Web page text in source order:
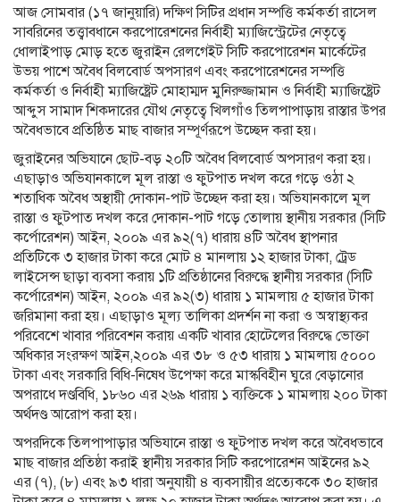
আজ সোমবার (১৭ জানুয়ারি) দক্ষিণ সিটির প্রধান সম্পত্তি কর্মকর্তা রাসেল
সাবরিনের তত্ত্বাবধানে করপোরেশনের নির্বাহী ম্যাজিস্ট্রেটের নেতৃত্বে
ধোলাইপাড় মোড় হতে জুরাইন রেলগেইট সিটি করপোরেশন মার্কেটের
উভয় পাশে অবৈধ বিলবোর্ড অপসারণ এবং করপোরেশনের সম্পত্তি
কর্মকর্তা ও নির্বাহী ম্যাজিষ্ট্রেট মোহাম্মদ মুনিরুজ্জামান ও নির্বাহী ম্যাজিষ্ট্রেট
আব্দুস সামাদ শিকদারের যৌথ নেতৃত্বে খিলগাঁও তিলপাপাড়ায় রাস্তার উপর
অবৈধভাবে প্রতিষ্ঠিত মাছ বাজার সম্পূর্ণরূপে উচ্ছেদ করা হয়।
জুরাইনের অভিযানে ছোট-বড় ২০টি অবৈধ বিলবোর্ড অপসারণ করা হয়।
এছাড়াও অভিযানকালে মূল রাস্তা ও ফুটপাত দখল করে গড়ে ওঠা ২
শতাধিক অবৈধ অস্থায়ী দোকান-পাট উচ্ছেদ করা হয়। অভিযানকালে মূল
রাস্তা ও ফুটপাত দখল করে দোকান-পাট গড়ে তোলায় স্থানীয় সরকার (সিটি
কর্পোরেশন) আইন, ২০০৯ এর ৯২(৭) ধারায় ৪টি অবৈধ স্থাপনার
প্রতিটিকে ৩ হাজার টাকা করে মোট ৪ মানলায় ১২ হাজার টাকা, ট্রেড
লাইসেন্স ছাড়া ব্যবসা করায় ১টি প্রতিষ্ঠানের বিরুদ্ধে স্থানীয় সরকার (সিটি
কর্পোরেশন) আইন, ২০০৯ এর ৯২(৩) ধারায় ১ মামলায় ৫ হাজার টাকা
জরিমানা করা হয়। এছাড়াও মূল্য তালিকা প্রদর্শন না করা ও অস্বাস্থ্যকর
পরিবেশে খাবার পরিবেশন করায় একটি খাবার হোটেলের বিরুদ্ধে ভোক্তা
অধিকার সংরক্ষণ আইন,২০০৯ এর ৩৮ ও ৫৩ ধারায় ১ মামলায় ৫০০০
টাকা এবং সরকারি বিধি-নিষেধ উপেক্ষা করে মাস্কবিহীন ঘুরে বেড়ানোর
অপরাধে দণ্ডবিধি, ১৮৬০ এর ২৬৯ ধারায় ১ ব্যক্তিকে ১ মামলায় ২০০ টাকা
অর্থদণ্ড আরোপ করা হয়।
অপরদিকে তিলপাপাড়ার অভিযানে রাস্তা ও ফুটপাত দখল করে অবৈধভাবে
মাছ বাজার প্রতিষ্ঠা করাই স্থানীয় সরকার সিটি করপোরেশন আইনের ৯২
এর (৭), (৮) এবং ৯৩ ধারা অনুযায়ী ৪ ব্যবসায়ীর প্রত্যেককে ৩০ হাজার